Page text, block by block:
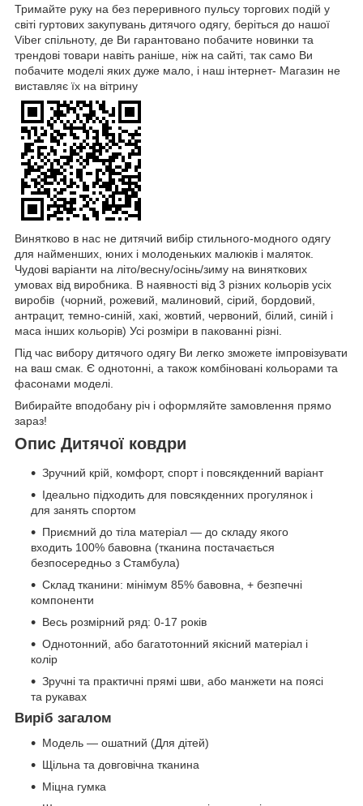
Тримайте руку на без переривного пульсу торгових подій у
світі гуртових закупувань дитячого одягу, беріться до нашої
Viber спільноту, де Ви гарантовано побачите новинки та
трендові товари навіть раніше, ніж на сайті, так само Ви
побачите моделі яких дуже мало, і наш інтернет- Магазин не
виставляє їх на вітрину
Винятково в нас не дитячий вибір стильного-модного одягу
для найменших, юних і молоденьких малюків і маляток.
Чудові варіанти на літо/весну/осінь/зиму на виняткових
умовах від виробника. В наявності від 3 різних кольорів усіх
виробів (чорний, рожевий, малиновий, сірий, бордовий,
антрацит, темно-синій, хакі, жовтий, червоний, білий, синій і
маса інших кольорів) Усі розміри в пакованні різні.
Під час вибору дитячого одягу Ви легко зможете імпровізувати
на ваш смак. Є однотонні, а також комбіновані кольорами та
фасонами моделі.
Вибирайте вподобану річ і оформляйте замовлення прямо
зараз!
Опис Дитячої ковдри
Зручний крій, комфорт, спорт і повсякденний варіант
Ідеально підходить для повсякденних прогулянок і
для занять спортом
Приємний до тіла матеріал — до складу якого
входить 100% бавовна (тканина постачається
безпосередньо з Стамбула)
Склад тканини: мінімум 85% бавовна, + безпечні
компоненти
Весь розмірний ряд: 0-17 років
Однотонний, або багатотонний якісний матеріал і
колір
Зручні та практичні прямі шви, або манжети на поясі
та рукавах
Виріб загалом
Модель — ошатний (Для дітей)
Щільна та довговічна тканина
Міцна гумка